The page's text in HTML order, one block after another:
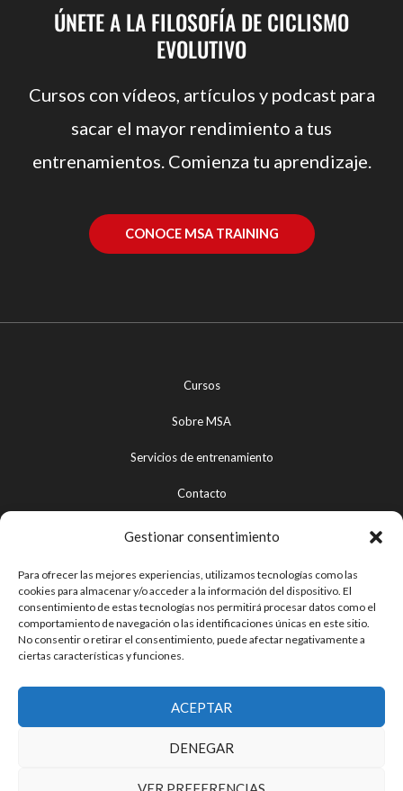
Gestionar consentimiento
Para ofrecer las mejores experiencias, utilizamos tecnologías como las
cookies para almacenar y/o acceder a la información del dispositivo. El
consentimiento de estas tecnologías nos permitirá procesar datos como el
comportamiento de navegación o las identificaciones únicas en este sitio.
No consentir o retirar el consentimiento, puede afectar negativamente a
ciertas características y funciones.
ACEPTAR
DENEGAR
ÚNETE A LA FILOSOFÍA DE CICLISMO
EVOLUTIVO
Cursos con vídeos, artículos y podcast para
sacar el mayor rendimiento a tus
entrenamientos. Comienza tu aprendizaje.
CONOCE MSA TRAINING
Cursos
Sobre MSA
Servicios de entrenamiento
Contacto
Política de privacidad
Términos y condiciones de uso
Política de devoluciones y reembolsos
Política de cookies